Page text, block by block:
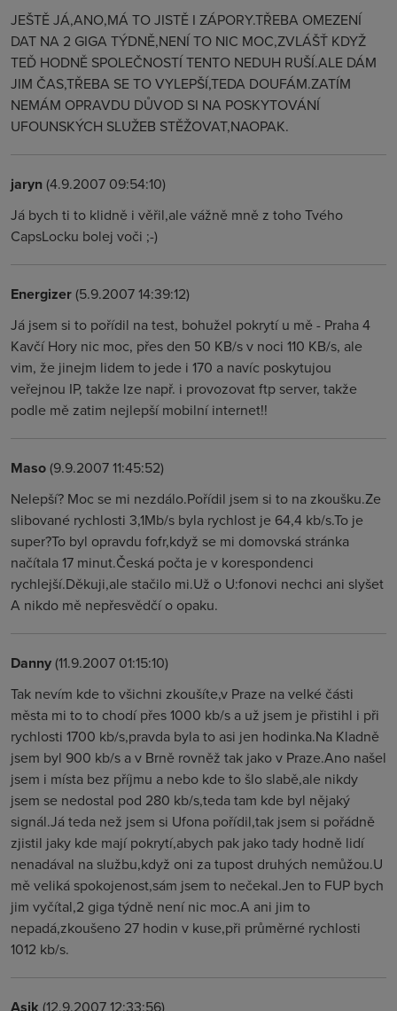
JEŠTĚ JÁ,ANO,MÁ TO JISTĚ I ZÁPORY.TŘEBA OMEZENÍ
DAT NA 2 GIGA TÝDNĚ,NENÍ TO NIC MOC,ZVLÁŠŤ KDYŽ
TEĎ HODNĚ SPOLEČNOSTÍ TENTO NEDUH RUŠÍ.ALE DÁM
JIM ČAS,TŘEBA SE TO VYLEPŠÍ,TEDA DOUFÁM.ZATÍM
NEMÁM OPRAVDU DŮVOD SI NA POSKYTOVÁNÍ
UFOUNSKÝCH SLUŽEB STĚŽOVAT,NAOPAK.
jaryn(4.9.2007 09:54:10)
Já bych ti to klidně i věřil,ale vážně mně z toho Tvého
CapsLocku bolej voči ;-)
Energizer(5.9.2007 14:39:12)
Já jsem si to pořídil na test, bohužel pokrytí u mě - Praha 4
Kavčí Hory nic moc, přes den 50 KB/s v noci 110 KB/s, ale
vim, že jinejm lidem to jede i 170 a navíc poskytujou
veřejnou IP, takže lze např. i provozovat ftp server, takže
podle mě zatim nejlepší mobilní internet!!
Maso(9.9.2007 11:45:52)
Nelepší? Moc se mi nezdálo.Pořídil jsem si to na zkoušku.Ze
slibované rychlosti 3,1Mb/s byla rychlost je 64,4 kb/s.To je
super?To byl opravdu fofr,když se mi domovská stránka
načítala 17 minut.Česká počta je v korespondenci
rychlejší.Děkuji,ale stačilo mi.Už o U:fonovi nechci ani slyšet
A nikdo mě nepřesvědčí o opaku.
Danny(11.9.2007 01:15:10)
Tak nevím kde to všichni zkoušíte,v Praze na velké části
města mi to to chodí přes 1000 kb/s a už jsem je přistihl i při
rychlosti 1700 kb/s,pravda byla to asi jen hodinka.Na Kladně
jsem byl 900 kb/s a v Brně rovněž tak jako v Praze.Ano našel
jsem i místa bez příjmu a nebo kde to šlo slabě,ale nikdy
jsem se nedostal pod 280 kb/s,teda tam kde byl nějaký
signál.Já teda než jsem si Ufona pořídil,tak jsem si pořádně
zjistil jaky kde mají pokrytí,abych pak jako tady hodně lidí
nenadával na službu,když oni za tupost druhých nemůžou.U
mě veliká spokojenost,sám jsem to nečekal.Jen to FUP bych
jim vyčítal,2 giga týdně není nic moc.A ani jim to
nepadá,zkoušeno 27 hodin v kuse,při průměrné rychlosti
1012 kb/s.
(12.9.2007 12:33:56)